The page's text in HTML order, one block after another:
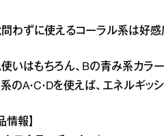
わずに使えるコーラル系は好感
いはもちろん、Bの青み系カラー
のA・C・Dを使えば、エネルギッ
情報】